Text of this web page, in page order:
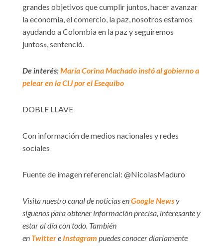
grandes objetivos que cumplir juntos, hacer avanzar
la economía, el comercio, la paz, nosotros estamos
ayudando a Colombia en la paz y seguiremos
juntos», sentenció.
De interés:María Corina Machado instó al gobierno a
pelear en la CIJ por el Esequibo
DOBLE LLAVE
Con información de medios nacionales y redes
sociales
Fuente de imagen referencial: @NicolasMaduro
Visita nuestro canal de noticias enGoogle Newsy
síguenos para obtener información precisa, interesante y
estar al día con todo. También
en Twittere Instagram puedes conocer diariamente